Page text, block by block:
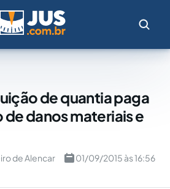
de quantia paga
danos materiais e
de Alencar 01/09/2015 às 16:56